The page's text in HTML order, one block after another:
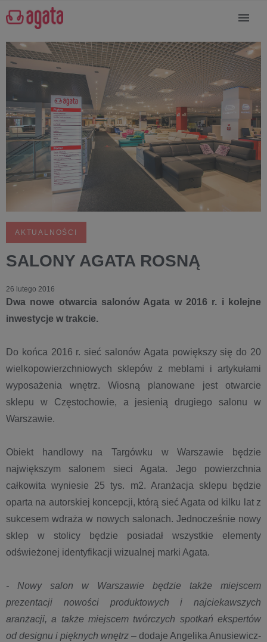
AKTUALNOŚCI
SALONY AGATA ROSNĄ
26 lutego 2016
Dwa nowe otwarcia salonów Agata w 2016 r. i kolejne
inwestycje w trakcie.
Do końca 2016 r. sieć salonów Agata powiększy się do 20
wielkopowierzchniowych sklepów z meblami i artykułami
wyposażenia wnętrz. Wiosną planowane jest otwarcie
sklepu w Częstochowie, a jesienią drugiego salonu w
Warszawie.
Obiekt handlowy na Targówku w Warszawie będzie
największym salonem sieci Agata. Jego powierzchnia
całkowita wyniesie 25 tys. m2. Aranżacja sklepu będzie
oparta na autorskiej koncepcji, którą sieć Agata od kilku lat z
sukcesem wdraża w nowych salonach. Jednocześnie nowy
sklep w stolicy będzie posiadał wszystkie elementy
odświeżonej identyfikacji wizualnej marki Agata.
- Nowy salon w Warszawie będzie także miejscem
prezentacji nowości produktowych i najciekawszych
aranżacji, a także miejscem twórczych spotkań ekspertów
od designu i pięknych wnętrz – dodaje Angelika Anusiewicz-